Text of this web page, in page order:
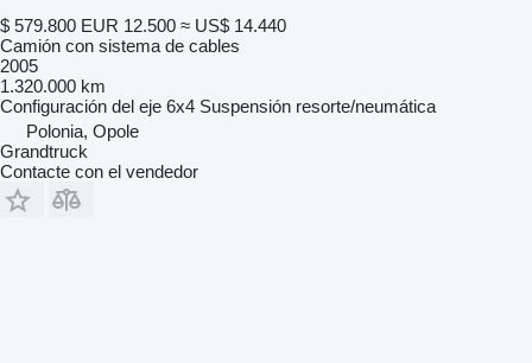
$ 579.800 EUR 12.500 ≈ US$ 14.440
Camión con sistema de cables
2005
1.320.000 km
Configuración del eje 6x4 Suspensión resorte/neumática
Polonia, Opole
Grandtruck
Contacte con el vendedor